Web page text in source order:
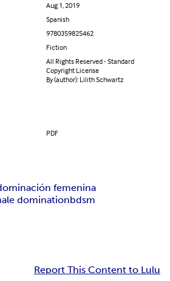
Aug 1, 2019
Spanish
9780359825462
Fiction
All Rights Reserved - Standard
Copyright License
By (author): Lilith Schwartz
PDF
femenina
dominationbdsm
Report This Content to Lulu